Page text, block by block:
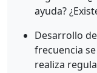
ayuda?
Desarrollo
frecuencia
realiza